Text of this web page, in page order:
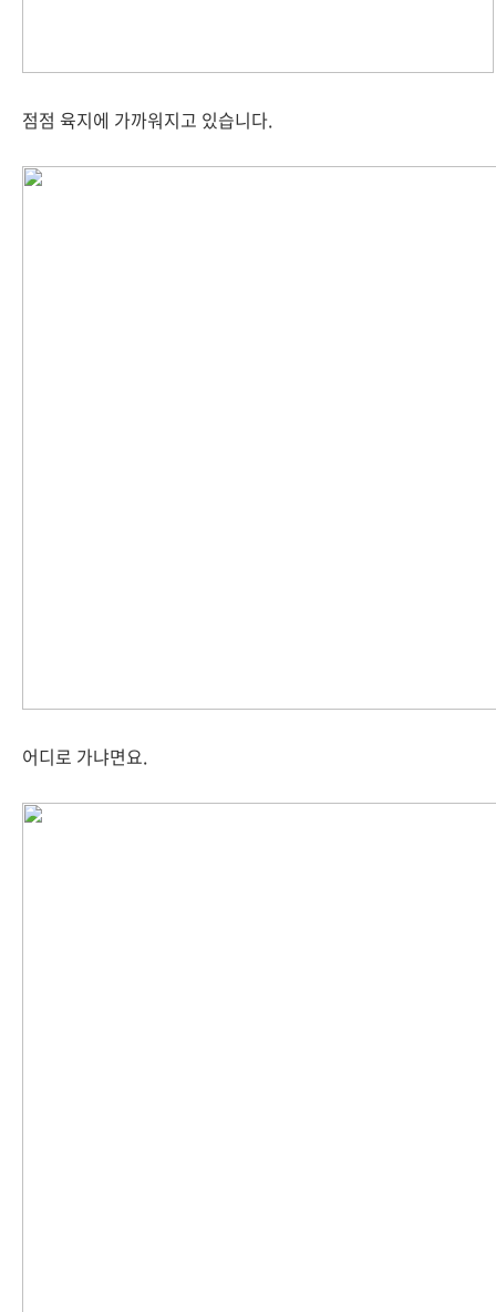
점점 육지에 가까워지고 있습니다.
어디로 가냐면요.